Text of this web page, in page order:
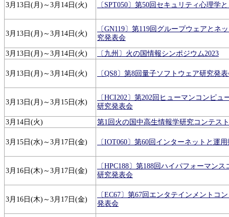
3月13日(月)～3月14日(火) 〔SPT050〕第50回セキュリティ心理学
3月13日(月)～3月14日(火)
〔GN119〕第119回グループウェアとネ
究発表会
3月13日(月)～3月14日(火) 〔九州〕火の国情報シンポジウム2023
3月13日(月)～3月14日(火) 〔QS8〕第8回量子ソフトウェア研究発
3月13日(月)～3月15日(水)
〔HCI202〕第202回ヒューマンコンピュ
研究発表会
3月14日(火) 第1回火の国中高生情報学研究コンテスト
3月15日(水)～3月17日(金) 〔IOT060〕第60回インターネットと運
3月16日(木)～3月17日(金)
〔HPC188〕第188回ハイパフォーマン
研究発表会
3月16日(木)～3月17日(金)
〔EC67〕第67回エンタテインメントコ
発表会